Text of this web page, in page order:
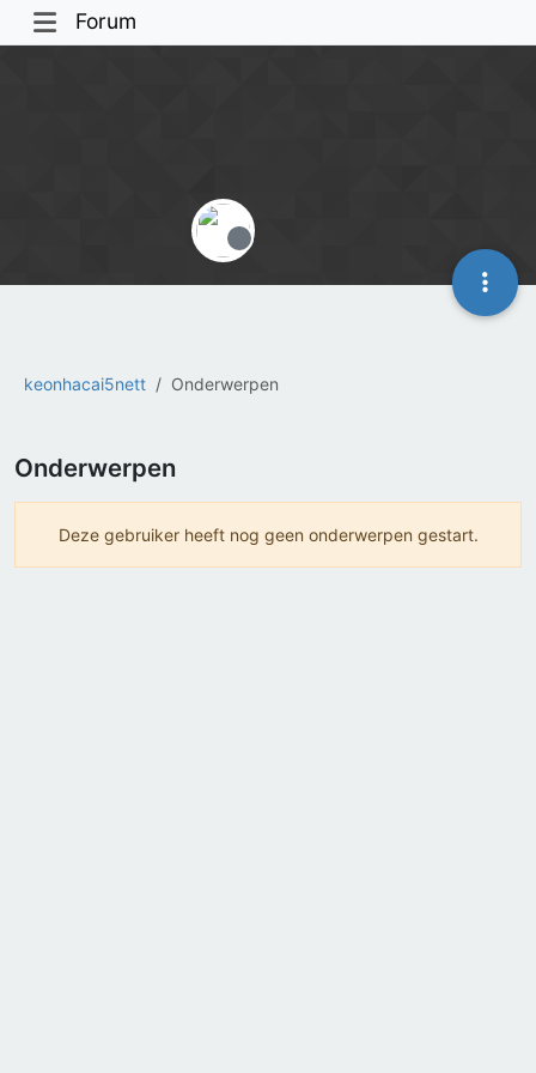
Forum
keonhacai5nett Onderwerpen
Offline
Onderwerpen
Deze gebruiker heeft nog geen onderwerpen gestart.